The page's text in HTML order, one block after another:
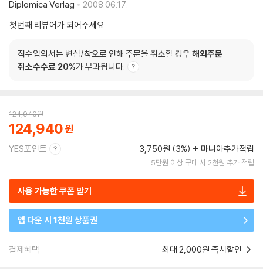
Diplomica Verlag
2008.06.17.
첫번째 리뷰어가 되어주세요
직수입외서는 변심/착오로 인해 주문을 취소할 경우 해외주문
취소수수료 20%가 부과됩니다.
124,940원
124,940
YES포인트 3,750원 (3%) 마니아추가적립
5만원 이상 구매 시 2천원 추가 적립
사용 가능한 쿠폰 받기
앱 다운 시 1천원 상품권
결제혜택 최대 2,000원 즉시할인